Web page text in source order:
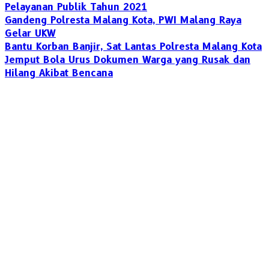
Pelayanan Publik Tahun 2021
Gandeng Polresta Malang Kota, PWI Malang Raya
Gelar UKW
Bantu Korban Banjir, Sat Lantas Polresta Malang Kota
Jemput Bola Urus Dokumen Warga yang Rusak dan
Hilang Akibat Bencana